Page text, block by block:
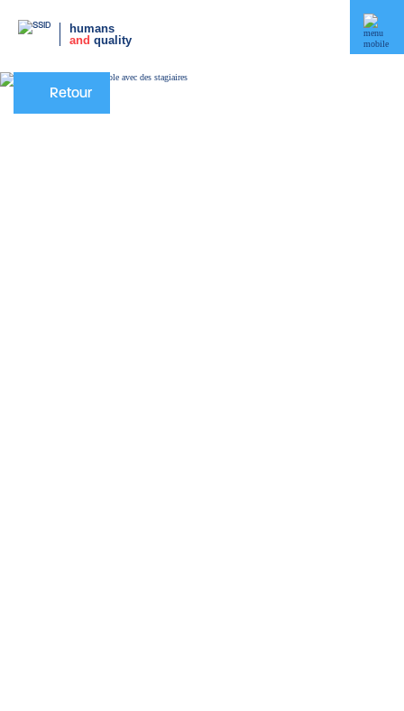
humans
and quality
Retour